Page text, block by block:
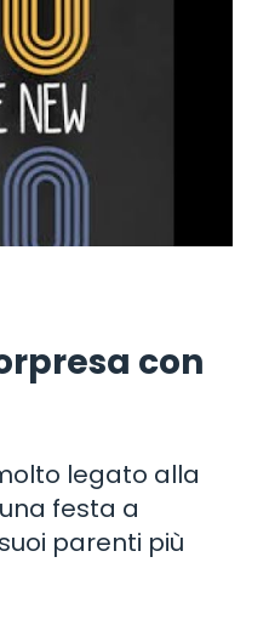
con
legato alla
festa a
parenti più